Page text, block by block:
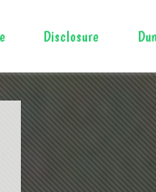
Disclosure